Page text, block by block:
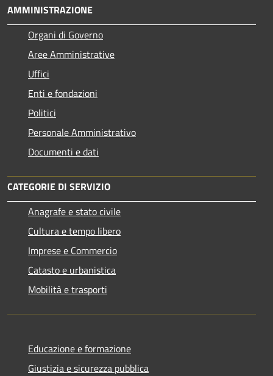
AMMINISTRAZIONE
Organi di Governo
Aree Amministrative
Uffici
Enti e fondazioni
Politici
Personale Amministrativo
Documenti e dati
CATEGORIE DI SERVIZIO
Anagrafe e stato civile
Cultura e tempo libero
Imprese e Commercio
Catasto e urbanistica
Mobilità e trasporti
Educazione e formazione
Giustizia e sicurezza pubblica